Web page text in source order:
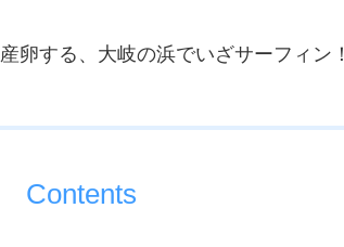
卵する、大岐の浜でいざサーフィン！
Contents